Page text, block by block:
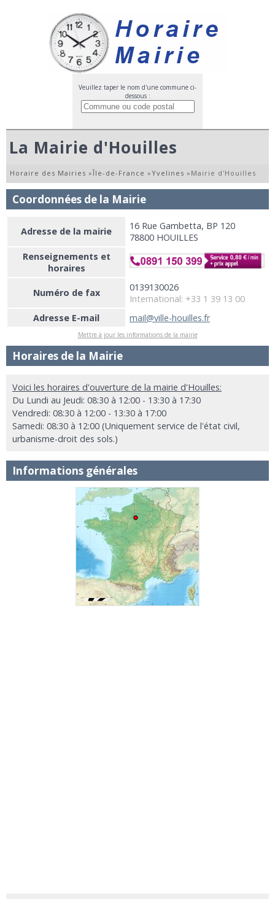
Veuillez taper le nom d'une commune ci-
dessous :
La Mairie d'Houilles
Horaire des Mairies »Île-de-France »Yvelines » Mairie d'Houilles
Coordonnées de la Mairie
Adresse de la mairie
16 Rue Gambetta, BP 120
78800 HOUILLES
Renseignements et
horaires
Numéro de fax
0139130026
International: +33 1 39 13 00
Adresse E-mail
mail@ville-houilles.fr
Mettre à jour les informations de la mairie
Horaires de la Mairie
Voici les horaires d'ouverture de la mairie d'Houilles:
Du Lundi au Jeudi: 08:30 à 12:00 - 13:30 à 17:30
Vendredi: 08:30 à 12:00 - 13:30 à 17:00
Samedi: 08:30 à 12:00 (Uniquement service de l'état civil,
urbanisme-droit des sols.)
Informations générales